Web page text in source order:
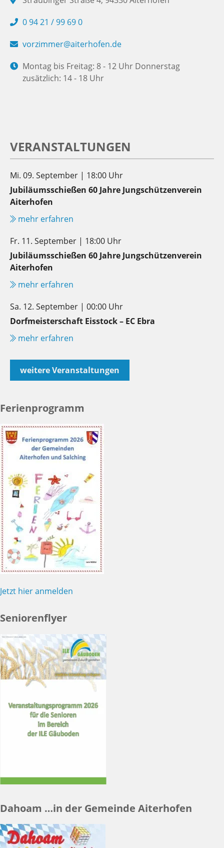
0 94 21 / 99 69 0
vorzimmer@aiterhofen.de
Montag bis Freitag: 8 - 12 Uhr Donnerstag
zusätzlich: 14 - 18 Uhr
VERANSTALTUNGEN
Mi. 09. September | 18:00 Uhr
Jubiläumsschießen 60 Jahre Jungschützenverein
Aiterhofen
mehr erfahren
Fr. 11. September | 18:00 Uhr
Jubiläumsschießen 60 Jahre Jungschützenverein
Aiterhofen
mehr erfahren
Sa. 12. September | 00:00 Uhr
Dorfmeisterschaft Eisstock – EC Ebra
mehr erfahren
weitere Veranstaltungen
Ferienprogramm
Jetzt hier anmelden
Seniorenflyer
Dahoam …in der Gemeinde Aiterhofen